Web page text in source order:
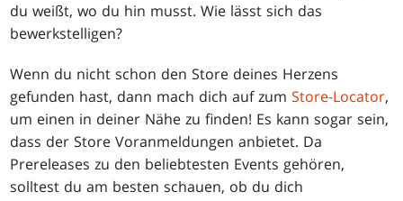
du weißt, wo du hin musst. Wie lässt sich das
bewerkstelligen?
Wenn du nicht schon den Store deines Herzens
gefunden hast, dann mach dich auf zumStore-Locator,
um einen in deiner Nähe zu finden! Es kann sogar sein,
dass der Store Voranmeldungen anbietet. Da
Prereleases zu den beliebtesten Events gehören,
solltest du am besten schauen, ob du dich